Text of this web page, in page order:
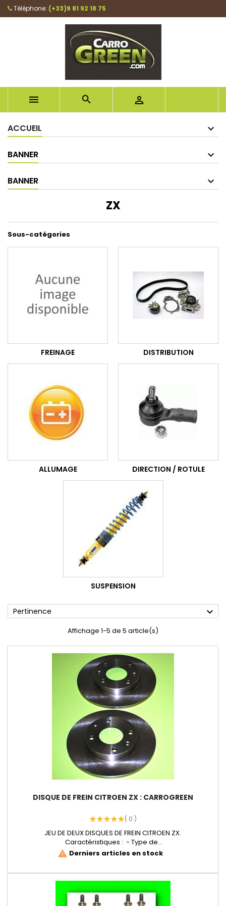
Téléphone: (+33)9 81 92 18 75
  
ACCUEIL
BANNER
BANNER
ZX
Sous-catégories
FREINAGE DISTRIBUTION
ALLUMAGE DIRECTION / ROTULE
SUSPENSION
Pertinence expand_more
Affichage 1-5 de 5 article(s)
DISQUE DE FREIN CITROEN ZX : CARROGREEN
( 0 )
JEU DE DEUX DISQUES DE FREIN CITROEN ZX.
Caractéristiques : - Type de...
warning Derniers articles en stock